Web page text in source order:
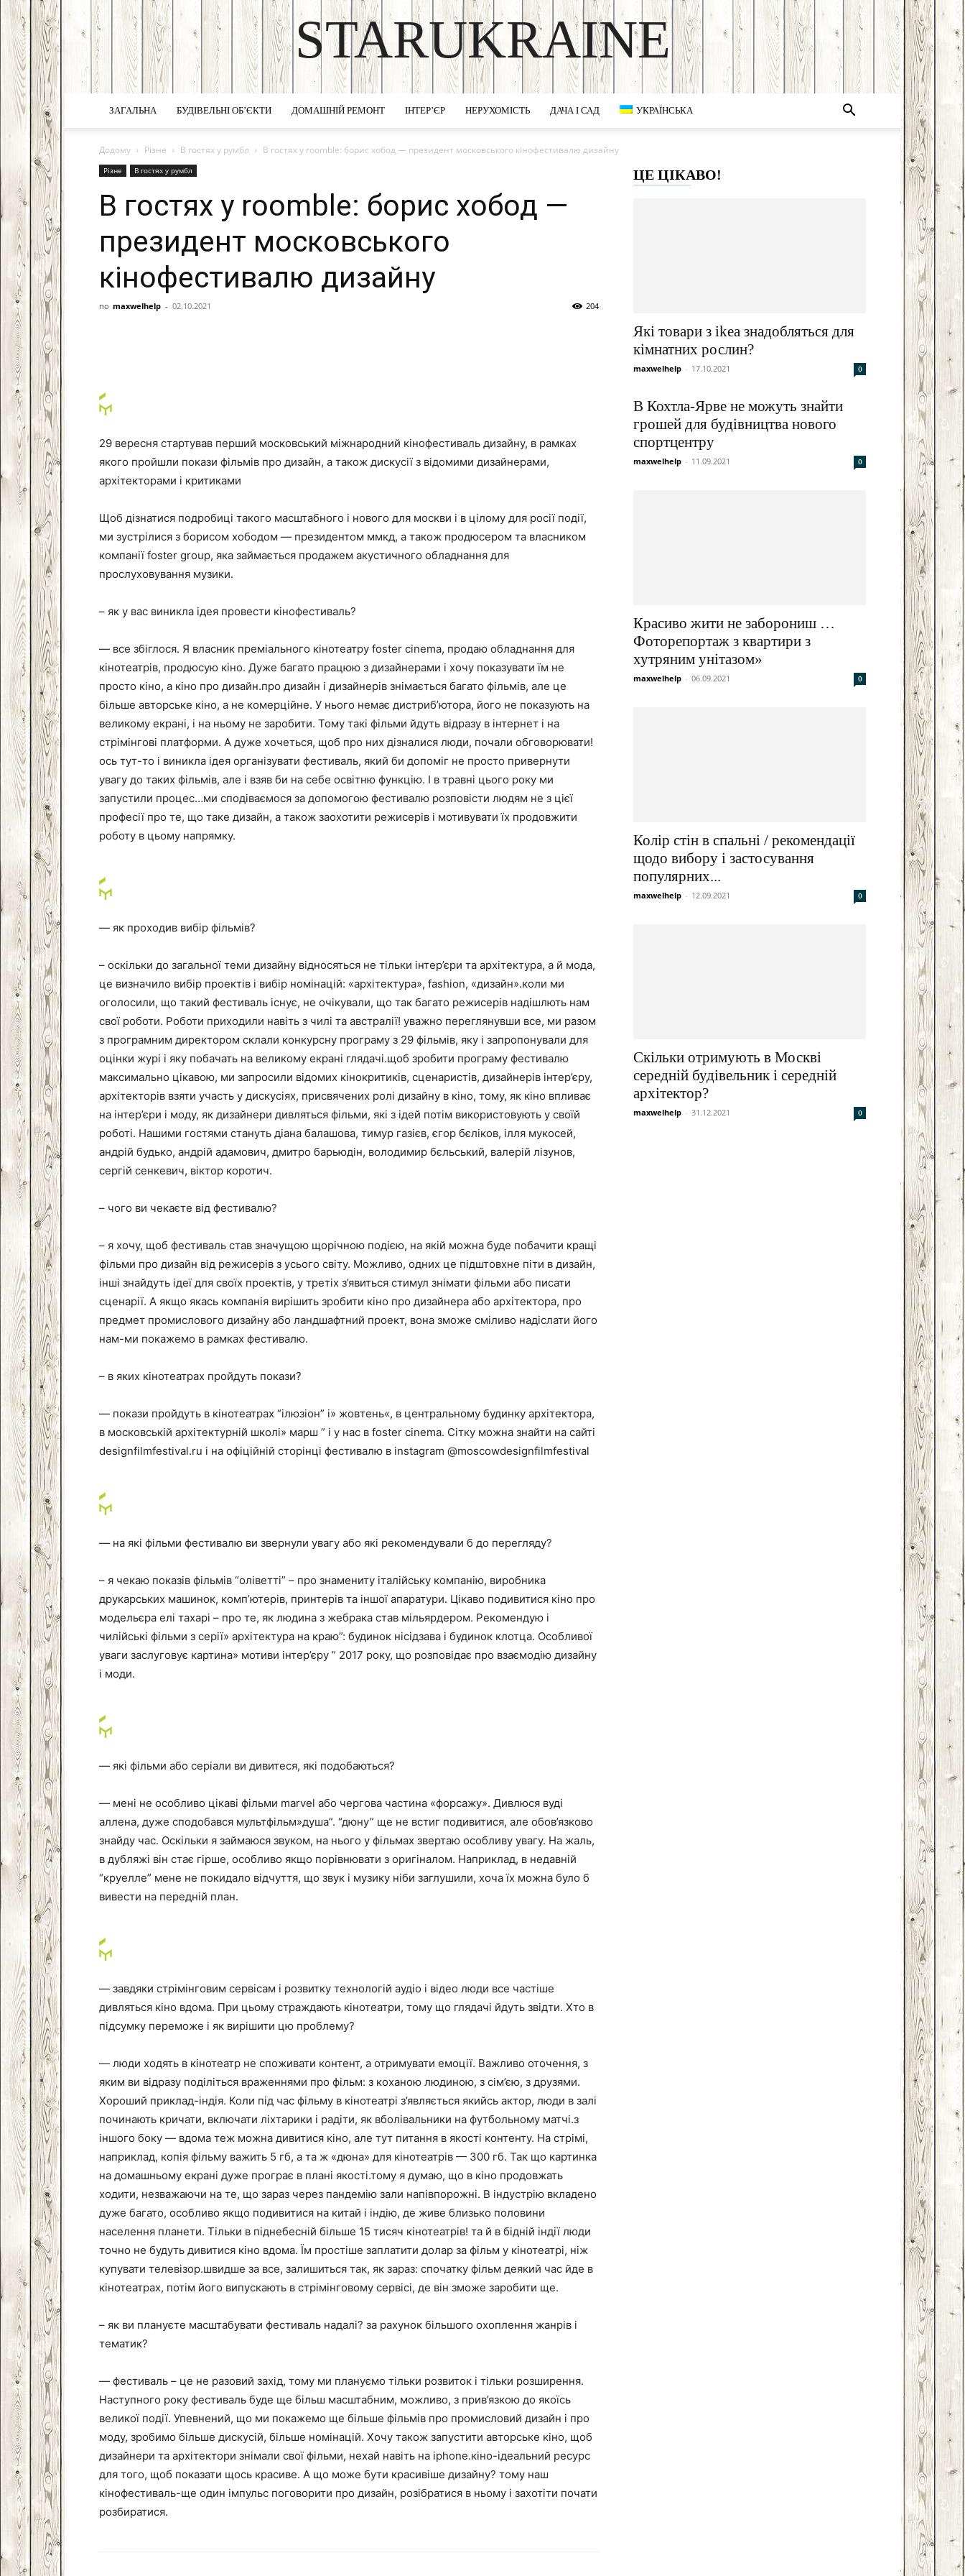
STARUKRAINE
DISCOVER THE ART OF PUBLISHING
ЗАГАЛЬНА БУДІВЕЛЬНІ ОБ’ЄКТИ ДОМАШНІЙ РЕМОНТ ІНТЕР’ЄР НЕРУХОМІСТЬ ДАЧА І САД УКРАЇНСЬКА
Додому Різне В гостях у румбл В гостях у roomble: борис хобод — президент московського кінофестивалю дизайну
Різне В гостях у румбл
В гостях у roomble: борис хобод —
президент московського
кінофестивалю дизайну
по maxwelhelp - 02.10.2021 204
Email Print
29 вересня стартував перший московський міжнародний кінофестиваль дизайну, в рамках
якого пройшли покази фільмів про дизайн, а також дискусії з відомими дизайнерами,
архітекторами і критиками
Щоб дізнатися подробиці такого масштабного і нового для москви і в цілому для росії події,
ми зустрілися з борисом хободом — президентом ммкд, а також продюсером та власником
компанії foster group, яка займається продажем акустичного обладнання для
прослуховування музики.
– як у вас виникла ідея провести кінофестиваль?
— все збіглося. Я власник преміального кінотеатру foster cinema, продаю обладнання для
кінотеатрів, продюсую кіно. Дуже багато працюю з дизайнерами і хочу показувати їм не
просто кіно, а кіно про дизайн.про дизайн і дизайнерів знімається багато фільмів, але це
більше авторське кіно, а не комерційне. У нього немає дистриб’ютора, його не показують на
великому екрані, і на ньому не заробити. Тому такі фільми йдуть відразу в інтернет і на
стрімінгові платформи. А дуже хочеться, щоб про них дізналися люди, почали обговорювати!
ось тут-то і виникла ідея організувати фестиваль, який би допоміг не просто привернути
увагу до таких фільмів, але і взяв би на себе освітню функцію. І в травні цього року ми
запустили процес…ми сподіваємося за допомогою фестивалю розповісти людям не з цієї
професії про те, що таке дизайн, а також заохотити режисерів і мотивувати їх продовжити
роботу в цьому напрямку.
— як проходив вибір фільмів?
– оскільки до загальної теми дизайну відносяться не тільки інтер’єри та архітектура, а й мода,
це визначило вибір проектів і вибір номінацій: «архітектура», fashion, «дизайн».коли ми
оголосили, що такий фестиваль існує, не очікували, що так багато режисерів надішлють нам
свої роботи. Роботи приходили навіть з чилі та австралії! уважно переглянувши все, ми разом
з програмним директором склали конкурсну програму з 29 фільмів, яку і запропонували для
оцінки журі і яку побачать на великому екрані глядачі.щоб зробити програму фестивалю
максимально цікавою, ми запросили відомих кінокритиків, сценаристів, дизайнерів інтер’єру,
архітекторів взяти участь у дискусіях, присвячених ролі дизайну в кіно, тому, як кіно впливає
на інтер’єри і моду, як дизайнери дивляться фільми, які з ідей потім використовують у своїй
роботі. Нашими гостями стануть діана балашова, тимур газієв, єгор бєліков, ілля мукосей,
андрій будько, андрій адамович, дмитро барьюдін, володимир бєльський, валерій лізунов,
сергій сенкевич, віктор коротич.
– чого ви чекаєте від фестивалю?
– я хочу, щоб фестиваль став значущою щорічною подією, на якій можна буде побачити кращі
фільми про дизайн від режисерів з усього світу. Можливо, одних це підштовхне піти в дизайн,
інші знайдуть ідеї для своїх проектів, у третіх з’явиться стимул знімати фільми або писати
сценарії. А якщо якась компанія вирішить зробити кіно про дизайнера або архітектора, про
предмет промислового дизайну або ландшафтний проект, вона зможе сміливо надіслати його
нам-ми покажемо в рамках фестивалю.
– в яких кінотеатрах пройдуть покази?
— покази пройдуть в кінотеатрах “ілюзіон” і» жовтень«, в центральному будинку архітектора,
в московській архітектурній школі» марш ” і у нас в foster cinema. Сітку можна знайти на сайті
designfilmfestival.ru і на офіційній сторінці фестивалю в instagram @moscowdesignfilmfestival
— на які фільми фестивалю ви звернули увагу або які рекомендували б до перегляду?
– я чекаю показів фільмів “оліветті” – про знамениту італійську компанію, виробника
друкарських машинок, комп’ютерів, принтерів та іншої апаратури. Цікаво подивитися кіно про
модельєра елі тахарі – про те, як людина з жебрака став мільярдером. Рекомендую і
чилійські фільми з серії» архітектура на краю”: будинок нісідзава і будинок клотца. Особливої
уваги заслуговує картина» мотиви інтер’єру ” 2017 року, що розповідає про взаємодію дизайну
і моди.
— які фільми або серіали ви дивитеся, які подобаються?
— мені не особливо цікаві фільми marvel або чергова частина «форсажу». Дивлюся вуді
аллена, дуже сподобався мультфільм»душа”. “дюну” ще не встиг подивитися, але обов’язково
знайду час. Оскільки я займаюся звуком, на нього у фільмах звертаю особливу увагу. На жаль,
в дубляжі він стає гірше, особливо якщо порівнювати з оригіналом. Наприклад, в недавній
“круелле” мене не покидало відчуття, що звук і музику ніби заглушили, хоча їх можна було б
вивести на передній план.
— завдяки стрімінговим сервісам і розвитку технологій аудіо і відео люди все частіше
дивляться кіно вдома. При цьому страждають кінотеатри, тому що глядачі йдуть звідти. Хто в
підсумку переможе і як вирішити цю проблему?
— люди ходять в кінотеатр не споживати контент, а отримувати емоції. Важливо оточення, з
яким ви відразу поділіться враженнями про фільм: з коханою людиною, з сім’єю, з друзями.
Хороший приклад-індія. Коли під час фільму в кінотеатрі з’являється якийсь актор, люди в залі
починають кричати, включати ліхтарики і радіти, як вболівальники на футбольному матчі.з
іншого боку — вдома теж можна дивитися кіно, але тут питання в якості контенту. На стрімі,
наприклад, копія фільму важить 5 гб, а та ж «дюна» для кінотеатрів — 300 гб. Так що картинка
на домашньому екрані дуже програє в плані якості.тому я думаю, що в кіно продовжать
ходити, незважаючи на те, що зараз через пандемію зали напівпорожні. В індустрію вкладено
дуже багато, особливо якщо подивитися на китай і індію, де живе близько половини
населення планети. Тільки в піднебесній більше 15 тисяч кінотеатрів! та й в бідній індії люди
точно не будуть дивитися кіно вдома. Їм простіше заплатити долар за фільм у кінотеатрі, ніж
купувати телевізор.швидше за все, залишиться так, як зараз: спочатку фільм деякий час йде в
кінотеатрах, потім його випускають в стрімінговому сервісі, де він зможе заробити ще.
– як ви плануєте масштабувати фестиваль надалі? за рахунок більшого охоплення жанрів і
тематик?
— фестиваль – це не разовий захід, тому ми плануємо тільки розвиток і тільки розширення.
Наступного року фестиваль буде ще більш масштабним, можливо, з прив’язкою до якоїсь
великої події. Упевнений, що ми покажемо ще більше фільмів про промисловий дизайн і про
моду, зробимо більше дискусій, більше номінацій. Хочу також запустити авторське кіно, щоб
дизайнери та архітектори знімали свої фільми, нехай навіть на iphone.кіно-ідеальний ресурс
для того, щоб показати щось красиве. А що може бути красивіше дизайну? тому наш
кінофестиваль-ще один імпульс поговорити про дизайн, розібратися в ньому і захотіти почати
розбиратися.
ЦЕ ЦІКАВО!
Які товари з ikea знадобляться для
кімнатних рослин?
maxwelhelp - 17.10.2021 0
В Кохтла-Ярве не можуть знайти
грошей для будівництва нового
спортцентру
maxwelhelp - 11.09.2021 0
Красиво жити не заборониш …
Фоторепортаж з квартири з
хутряним унітазом»
maxwelhelp - 06.09.2021 0
Колір стін в спальні / рекомендації
щодо вибору і застосування
популярних...
maxwelhelp - 12.09.2021 0
Скільки отримують в Москві
середній будівельник і середній
архітектор?
maxwelhelp - 31.12.2021 0